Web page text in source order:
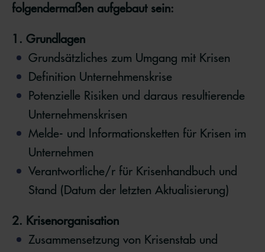
folgendermaßen aufgebaut sein:
1. Grundlagen
Grundsätzliches zum Umgang mit Krisen
Definition Unternehmenskrise
Potenzielle Risiken und daraus resultierende
Unternehmenskrisen
Melde- und Informationsketten für Krisen im
Unternehmen
Verantwortliche/r für Krisenhandbuch und
Stand (Datum der letzten Aktualisierung)
2. Krisenorganisation
Zusammensetzung von Krisenstab und